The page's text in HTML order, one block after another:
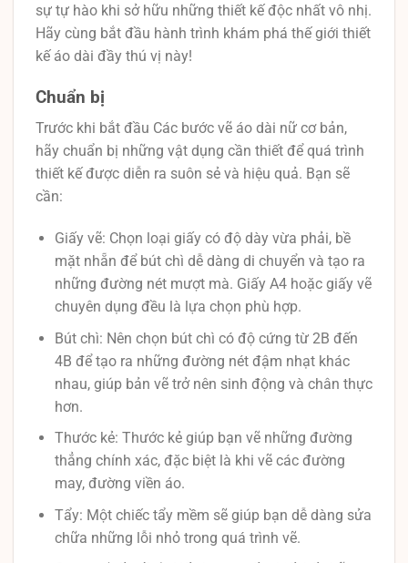
sự tự hào khi sở hữu những thiết kế độc nhất vô nhị.
Hãy cùng bắt đầu hành trình khám phá thế giới thiết
kế áo dài đầy thú vị này!
Chuẩn bị
Trước khi bắt đầu Các bước vẽ áo dài nữ cơ bản,
hãy chuẩn bị những vật dụng cần thiết để quá trình
thiết kế được diễn ra suôn sẻ và hiệu quả. Bạn sẽ
cần:
Giấy vẽ: Chọn loại giấy có độ dày vừa phải, bề
mặt nhẵn để bút chì dễ dàng di chuyển và tạo ra
những đường nét mượt mà. Giấy A4 hoặc giấy vẽ
chuyên dụng đều là lựa chọn phù hợp.
Bút chì: Nên chọn bút chì có độ cứng từ 2B đến
4B để tạo ra những đường nét đậm nhạt khác
nhau, giúp bản vẽ trở nên sinh động và chân thực
hơn.
Thước kẻ: Thước kẻ giúp bạn vẽ những đường
thẳng chính xác, đặc biệt là khi vẽ các đường
may, đường viền áo.
Tẩy: Một chiếc tẩy mềm sẽ giúp bạn dễ dàng sửa
chữa những lỗi nhỏ trong quá trình vẽ.